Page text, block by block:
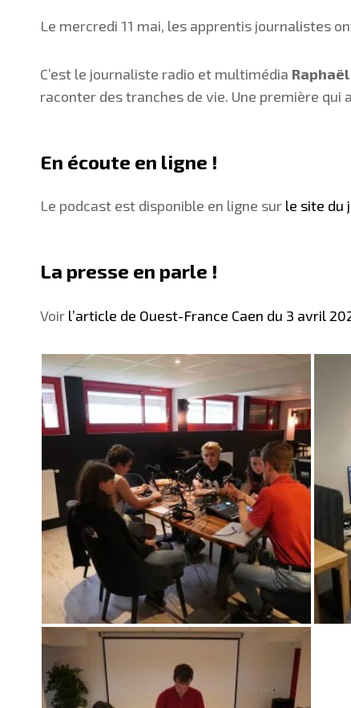
Le mercredi 11 mai, les apprentis journalistes
C’est le journaliste radio et multimédia
raconter des tranches de vie. Une première
En écoute en ligne !
Le podcast est disponible en ligne sur le site du
La presse en parle !
Voir l’article de Ouest-France Caen du 3 avril